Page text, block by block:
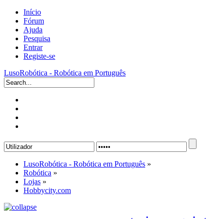
Início
Fórum
Ajuda
Pesquisa
Entrar
Registe-se
LusoRobótica - Robótica em Português
LusoRobótica - Robótica em Português »
Robótica »
Lojas »
Hobbycity.com